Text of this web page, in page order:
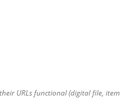
URLs functional (digital file, item